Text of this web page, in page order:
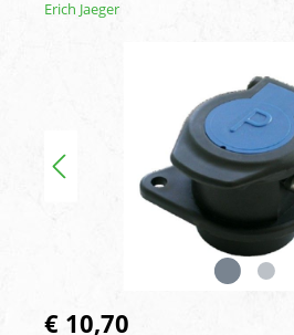
Erich Jaeger
€ 10,70